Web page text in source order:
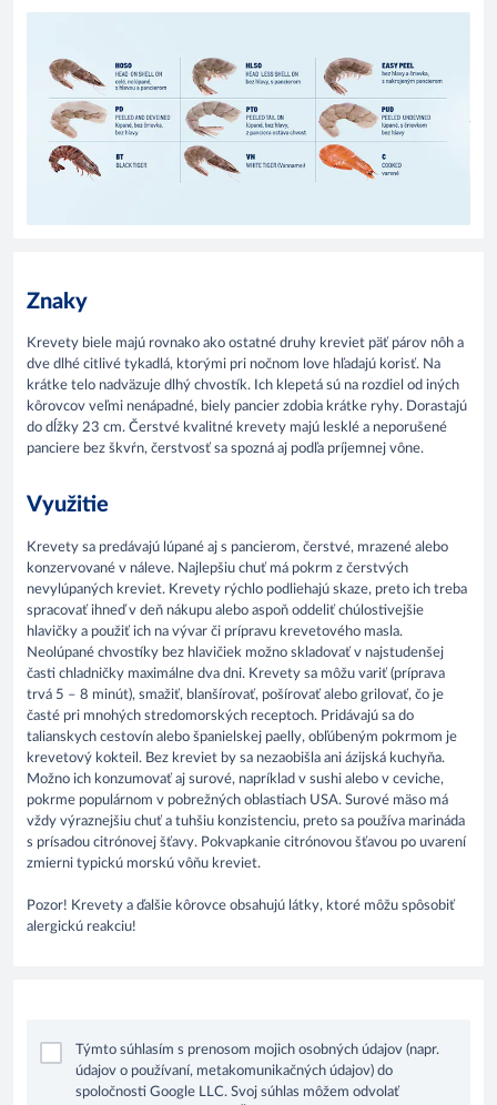
Znaky
Krevety biele majú rovnako ako ostatné druhy kreviet päť párov nôh a
dve dlhé citlivé tykadlá, ktorými pri nočnom love hľadajú korisť. Na
krátke telo nadväzuje dlhý chvostík. Ich klepetá sú na rozdiel od iných
kôrovcov veľmi nenápadné, biely pancier zdobia krátke ryhy. Dorastajú
do dĺžky 23 cm. Čerstvé kvalitné krevety majú lesklé a neporušené
panciere bez škvŕn, čerstvosť sa spozná aj podľa príjemnej vône.
Využitie
Krevety sa predávajú lúpané aj s pancierom, čerstvé, mrazené alebo
konzervované v náleve. Najlepšiu chuť má pokrm z čerstvých
nevylúpaných kreviet. Krevety rýchlo podliehajú skaze, preto ich treba
spracovať ihneď v deň nákupu alebo aspoň oddeliť chúlostivejšie
hlavičky a použiť ich na vývar či prípravu krevetového masla.
Neolúpané chvostíky bez hlavičiek možno skladovať v najstudenšej
časti chladničky maximálne dva dni. Krevety sa môžu variť (príprava
trvá 5 – 8 minút), smažiť, blanšírovať, pošírovať alebo grilovať, čo je
časté pri mnohých stredomorských receptoch. Pridávajú sa do
talianskych cestovín alebo španielskej paelly, obľúbeným pokrmom je
krevetový kokteil. Bez kreviet by sa nezaobišla ani ázijská kuchyňa.
Možno ich konzumovať aj surové, napríklad v sushi alebo v ceviche,
pokrme populárnom v pobrežných oblastiach USA. Surové mäso má
vždy výraznejšiu chuť a tuhšiu konzistenciu, preto sa používa marináda
s prísadou citrónovej šťavy. Pokvapkanie citrónovou šťavou po uvarení
zmierni typickú morskú vôňu kreviet.
Pozor! Krevety a ďalšie kôrovce obsahujú látky, ktoré môžu spôsobiť
alergickú reakciu!
Týmto súhlasím s prenosom mojich osobných údajov (napr.
údajov o používaní, metakomunikačných údajov) do
spoločnosti Google LLC. Svoj súhlas môžem odvolať